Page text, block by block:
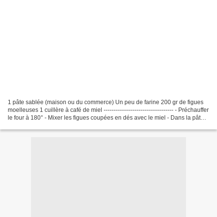
1 pâte sablée (maison ou du commerce) Un peu de farine 200 gr de figues
moelleuses 1 cuillère à café de miel ------------------------------------ - Préchauffer
le four à 180° - Mixer les figues coupées en dés avec le miel - Dans la pâte